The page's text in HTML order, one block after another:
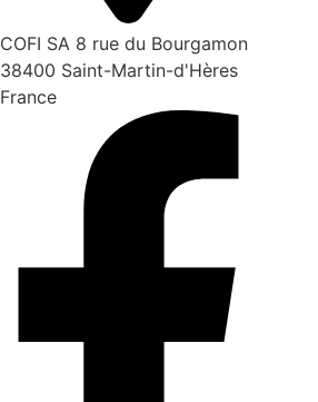
COFI SA 8 rue du Bourgamon
38400 Saint-Martin-d'Hères
France